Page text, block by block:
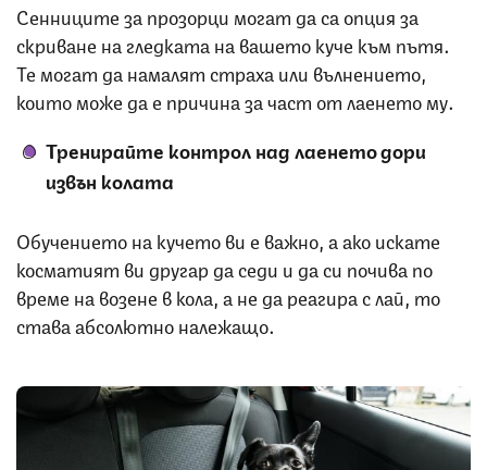
Сенниците за прозорци могат да са опция за
скриване на гледката на вашето куче към пътя.
Те могат да намалят страха или вълнението,
които може да е причина за част от лаенето му.
Тренирайте контрол над лаенето дори
извън колата
Обучението на кучето ви е важно, а ако искате
косматият ви другар да седи и да си почива по
време на возене в кола, а не да реагира с лай, то
става абсолютно належащо.